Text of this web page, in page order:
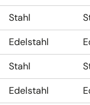
Stahl
Edelstahl
Stahl
Edelstahl